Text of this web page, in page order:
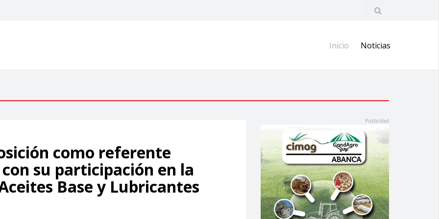
Inicio Noticias
como referente
su participación en la
Base y Lubricantes